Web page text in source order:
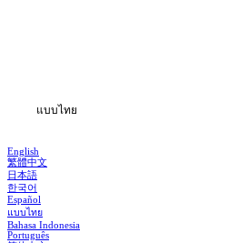
แบบไทย
English
繁體中文
日本語
한국어
Español
แบบไทย
Bahasa Indonesia
Português